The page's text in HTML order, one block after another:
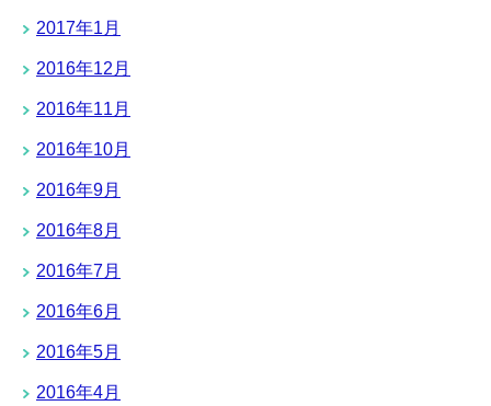
2017年1月
2016年12月
2016年11月
2016年10月
2016年9月
2016年8月
2016年7月
2016年6月
2016年5月
2016年4月